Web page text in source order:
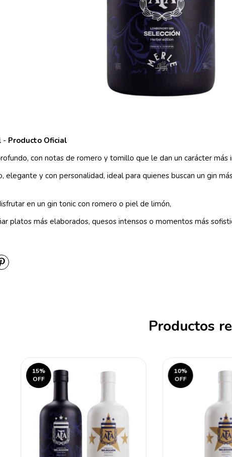
- Producto Oficial
con notas de romero y tomillo que le dan un carácter más
elegante y con personalidad, ideal para quienes buscan un gin
en un gin tonic con romero o piel de limón,
platos más elaborados, quesos intensos o momentos más
Productos
15%
OFF
10%
OFF